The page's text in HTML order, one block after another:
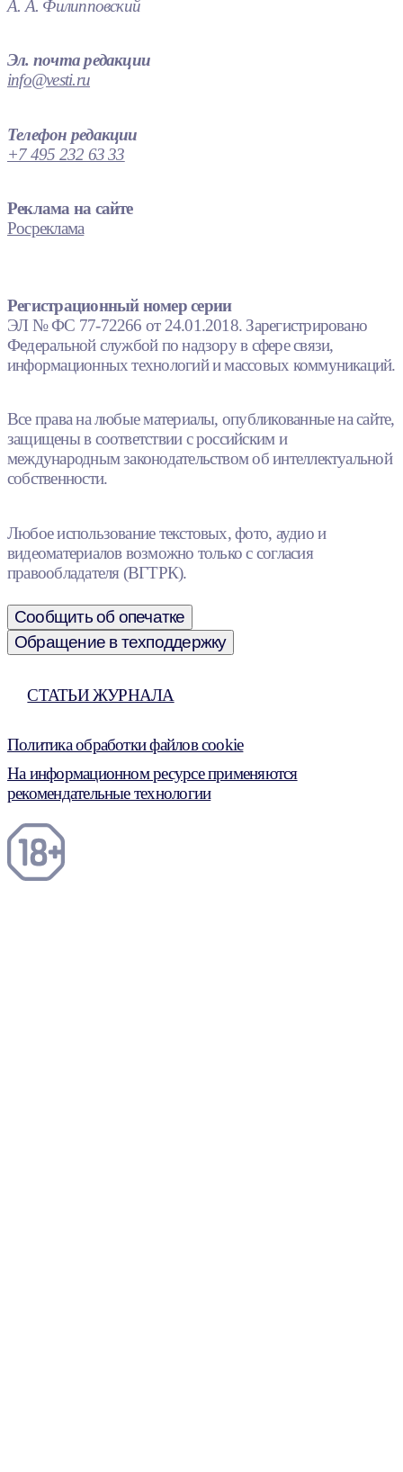
А. А. Филипповский
Эл. почта редакции
info@vesti.ru
Телефон редакции
+7 495 232 63 33
Реклама на сайте
Росреклама
Регистрационный номер серии
ЭЛ № ФС 77-72266 от 24.01.2018. Зарегистрировано
Федеральной службой по надзору в сфере связи,
информационных технологий и массовых коммуникаций.
Все права на любые материалы, опубликованные на сайте,
защищены в соответствии с российским и
международным законодательством об интеллектуальной
собственности.
Любое использование текстовых, фото, аудио и
видеоматериалов возможно только с согласия
правообладателя (ВГТРК).
Сообщить об опечатке
Обращение в техподдержку
СТАТЬИ ЖУРНАЛА
Политика обработки файлов cookie
На информационном ресурсе применяются
рекомендательные технологии